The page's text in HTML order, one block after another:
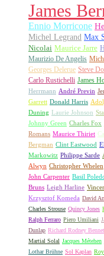
James
Ennio Morricone
Michel Legrand Max
Nicolai Maurice Jarre
Maurizio De Angelis
Georges Delerue Steve
Carlo Rustichelli James
Herrmann André Previn
Garrett Donald Harris
Duning Laurie Johnson
Johnny Green Charles Fox
Romans Maurice Thiriet
Bergman Clint Eastwood
Markowitz Philippe Sarde
Alwyn Christopher Whelen
John Carpenter Basil
Bruns Leigh Harline
Krzysztof Komeda David
Charles Strouse Quincy Jones
Ralph Ferraro Piero Umiliani
Dunlap Richard Rodney
Martial Solal Jacques Métehen
Lothar Brühne Sol Kaplan